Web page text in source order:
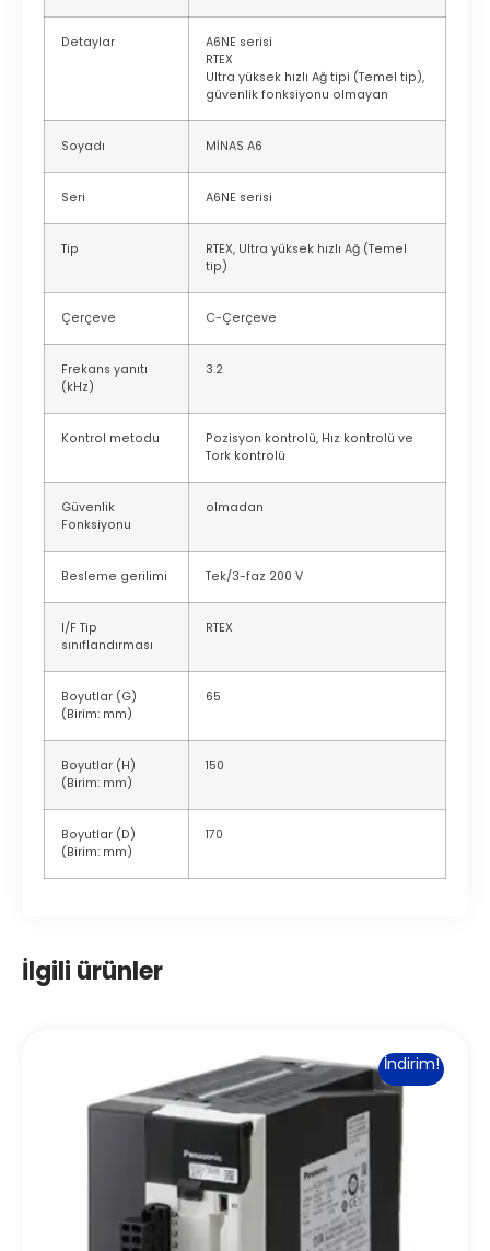
Detaylar
A6NE serisi
RTEX
Ultra yüksek hızlı Ağ tipi (Temel tip),
güvenlik fonksiyonu olmayan
Soyadı MİNAS A6
Seri A6NE serisi
Tip
RTEX, Ultra yüksek hızlı Ağ (Temel
tip)
Çerçeve C-Çerçeve
Frekans yanıtı
(kHz)
3.2
Kontrol metodu
Pozisyon kontrolü, Hız kontrolü ve
Tork kontrolü
Güvenlik
Fonksiyonu
olmadan
Besleme gerilimi Tek/3-faz 200 V
I/F Tip
sınıflandırması
RTEX
Boyutlar (G)
(Birim: mm)
65
Boyutlar (H)
(Birim: mm)
150
Boyutlar (D)
(Birim: mm)
170
İlgili ürünler
İndirim!